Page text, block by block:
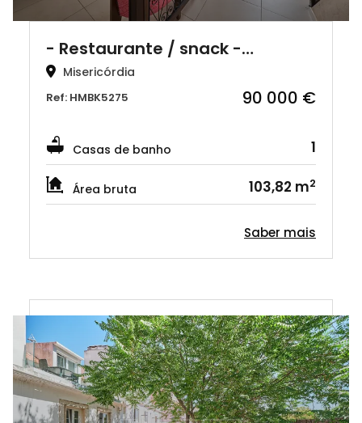
- Restaurante / snack -…
Misericórdia
90 000 €
Ref: HMBK5275
Casas de banho 1
Área bruta 103,82 m2
Saber mais